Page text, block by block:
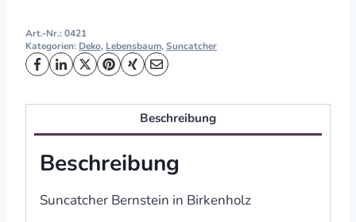
Art.-Nr.:0421
Kategorien: Deko, Lebensbaum,Suncatcher
Beschreibung
Beschreibung
Suncatcher Bernstein in Birkenholz